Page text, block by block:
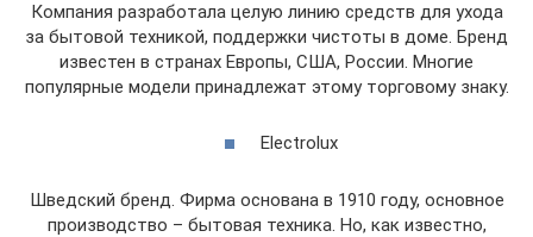
Компания разработала целую линию средств для ухода
за бытовой техникой, поддержки чистоты в доме. Бренд
известен в странах Европы, США, России. Многие
популярные модели принадлежат этому торговому знаку.
Electrolux
Шведский бренд. Фирма основана в 1910 году, основное
производство – бытовая техника. Но, как известно,